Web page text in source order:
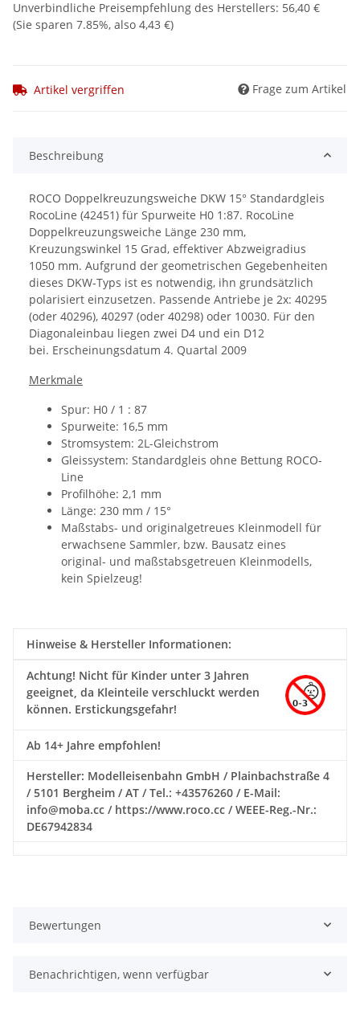
Unverbindliche Preisempfehlung des Herstellers: 56,40 €
(Sie sparen 7.85%, also 4,43 €)
Artikel vergriffen Frage zum Artikel
Beschreibung
ROCO Doppelkreuzungsweiche DKW 15° Standardgleis
RocoLine (42451) für Spurweite H0 1:87. RocoLine
Doppelkreuzungsweiche Länge 230 mm,
Kreuzungswinkel 15 Grad, effektiver Abzweigradius
1050 mm. Aufgrund der geometrischen Gegebenheiten
dieses DKW-Typs ist es notwendig, ihn grundsätzlich
polarisiert einzusetzen. Passende Antriebe je 2x: 40295
(oder 40296), 40297 (oder 40298) oder 10030. Für den
Diagonaleinbau liegen zwei D4 und ein D12
bei. Erscheinungsdatum 4. Quartal 2009
Merkmale
Spur: H0 / 1 : 87
Spurweite: 16,5 mm
Stromsystem: 2L-Gleichstrom
Gleissystem: Standardgleis ohne Bettung ROCO-
Line
Profilhöhe: 2,1 mm
Länge: 230 mm / 15°
Maßstabs- und originalgetreues Kleinmodell für
erwachsene Sammler, bzw. Bausatz eines
original- und maßstabsgetreuen Kleinmodells,
kein Spielzeug!
Hinweise & Hersteller Informationen:
Achtung! Nicht für Kinder unter 3 Jahren
geeignet, da Kleinteile verschluckt werden
können. Erstickungsgefahr!
Ab 14+ Jahre empfohlen!
Hersteller: Modelleisenbahn GmbH / Plainbachstraße 4
/ 5101 Bergheim / AT / Tel.: +43576260 / E-Mail:
info@moba.cc / https://www.roco.cc / WEEE-Reg.-Nr.:
DE67942834
Bewertungen
Benachrichtigen, wenn verfügbar